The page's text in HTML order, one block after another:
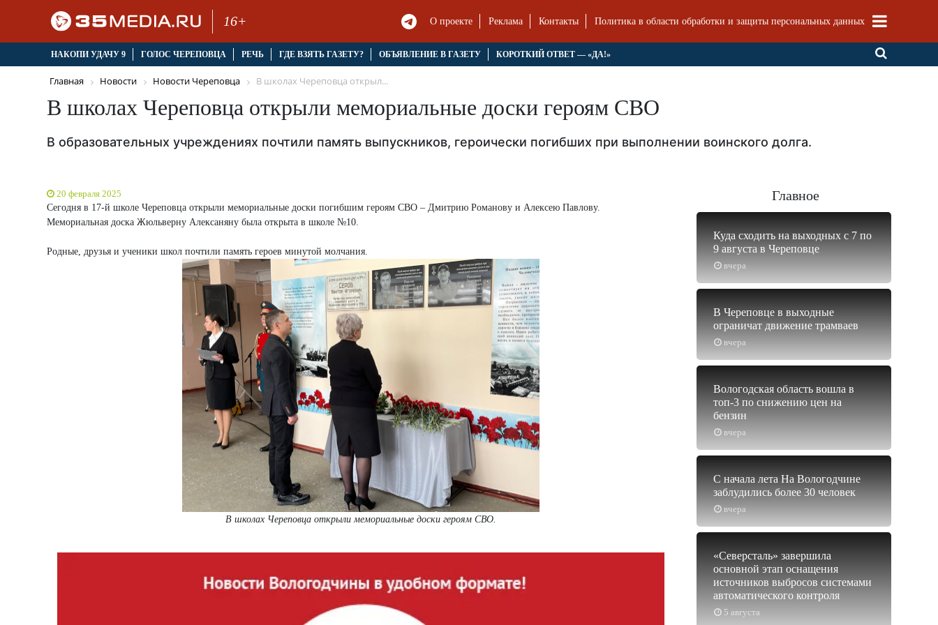
16+ О проекте Реклама Контакты Политика в области обработки и защиты персональных данных
НАКОПИ УДАЧУ 9 ГОЛОС ЧЕРЕПОВЦА РЕЧЬ ГДЕ ВЗЯТЬ ГАЗЕТУ? ОБЪЯВЛЕНИЕ В ГАЗЕТУ КОРОТКИЙ ОТВЕТ — «ДА!»
Главная Новости Новости Череповца В школах Череповца открыл...
В школах Череповца открыли мемориальные доски героям СВО
В образовательных учреждениях почтили память выпускников, героически погибших при выполнении воинского долга.
20 февраля 2025
Сегодня в 17-й школе Череповца открыли мемориальные доски погибшим героям СВО – Дмитрию Романову и Алексею Павлову.
Мемориальная доска Жюльверну Алексаняну была открыта в школе №10.
Родные, друзья и ученики школ почтили память героев минутой молчания.
В школах Череповца открыли мемориальные доски героям СВО.
Главное
вчера
Куда сходить на выходных с 7 по
9 августа в Череповце
вчера
В Череповце в выходные
ограничат движение трамваев
вчера
Вологодская область вошла в
топ-3 по снижению цен на
бензин
вчера
С начала лета На Вологодчине
заблудились более 30 человек
5 августа
«Северсталь» завершила
основной этап оснащения
источников выбросов системами
автоматического контроля